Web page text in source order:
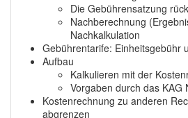
Die Gebührensatzung
Nachberechnung
Nachkalkulation
Gebührentarife: Einheitsgebühr
Aufbau
Kalkulieren mit der
Vorgaben durch das KAG
Kostenrechnung zu anderen
abgrenzen